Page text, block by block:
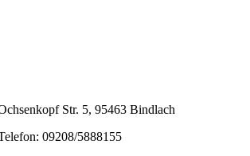
Str. 5, 95463 Bindlach
09208/5888155